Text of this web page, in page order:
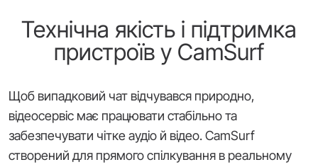
Технічна якість і підтримка
пристроїв у CamSurf
Щоб випадковий чат відчувався природно,
відеосервіс має працювати стабільно та
забезпечувати чітке аудіо й відео. CamSurf
створений для прямого спілкування в реальному